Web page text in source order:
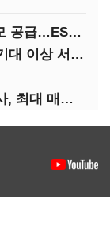
포스코퓨처엠, LFP 양극재 첫 대규모 공급…ESS 시장 공략
트리니티항공 출범…“합리적 가격·기대 이상 서비스로 승부”
고부가 타이어가 갈랐다…타이어 3사, 최대 매출에도 영업익 희비